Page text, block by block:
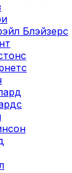
Блэйзерс